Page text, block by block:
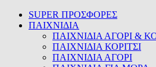
SUPER ΠΡΟΣΦΟΡΕΣ
ΠΑΙΧΝΙΔΙΑ
ΠΑΙΧΝΙΔΙΑ ΑΓΟΡΙ &
ΠΑΙΧΝΙΔΙΑ ΚΟΡΙΤΣΙ
ΠΑΙΧΝΙΔΙΑ ΑΓΟΡΙ